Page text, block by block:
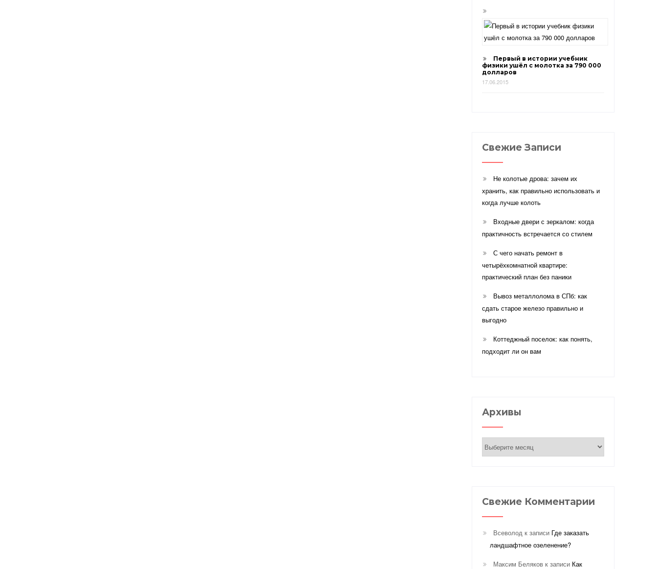
Первый в истории учебник
физики ушёл с молотка за 790 000
долларов
17.06.2015
Свежие Записи
Не колотые дрова: зачем их
хранить, как правильно использовать и
когда лучше колоть
Входные двери с зеркалом: когда
практичность встречается со стилем
С чего начать ремонт в
четырёхкомнатной квартире:
практический план без паники
Вывоз металлолома в СПб: как
сдать старое железо правильно и
выгодно
Коттеджный поселок: как понять,
подходит ли он вам
Архивы
Свежие Комментарии
Всеволод к записи Где заказать
ландшафтное озеленение?
Максим Беляковк записи Как